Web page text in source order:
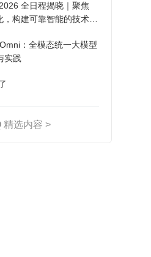
全日程揭晓｜聚焦
构建可靠智能的技术路
：全模态统一大模型
实践
精选内容 >